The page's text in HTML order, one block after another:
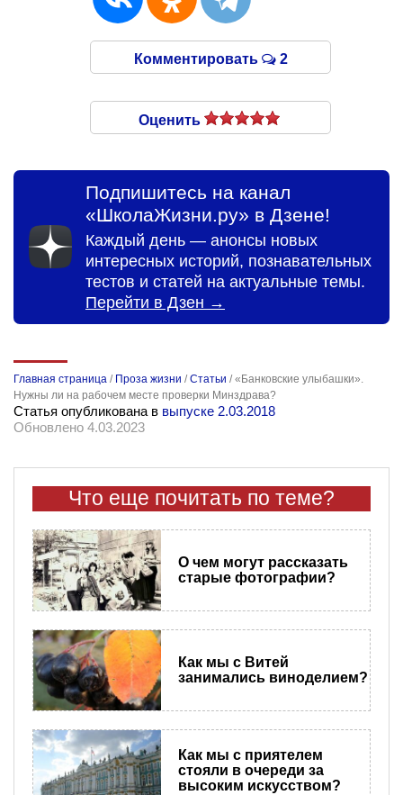
Комментировать 2
Оценить
Подпишитесь на канал
«ШколаЖизни.ру» в Дзене!
Каждый день — анонсы новых
интересных историй, познавательных
тестов и статей на актуальные темы.
Перейти в Дзен →
Главная страница / Проза жизни /Статьи /«Банковские улыбашки».
Нужны ли на рабочем месте проверки Минздрава?
Статья опубликована в выпуске 2.03.2018
Обновлено 4.03.2023
Что еще почитать по теме?
О чем могут рассказать
старые фотографии?
Как мы с Витей
занимались виноделием?
Как мы с приятелем
стояли в очереди за
высоким искусством?